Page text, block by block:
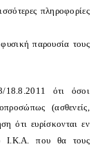
πληροφορίες
παρουσία τους
18.8.2011 ότι όσοι
(ασθενείς,
ότι ευρίσκονται εν
I.K.A. που θα τους